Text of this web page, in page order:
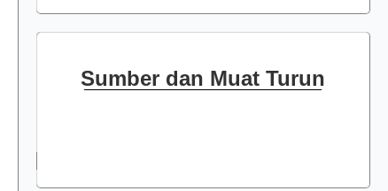
Sumber dan Muat Turun